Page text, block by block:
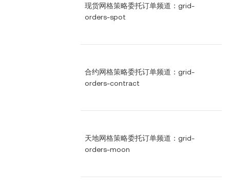
现货网格策略委托订单频道：grid-
orders-spot
合约网格策略委托订单频道：grid-
orders-contract
天地网格策略委托订单频道：grid-
orders-moon